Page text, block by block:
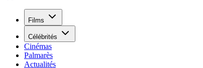
Films
Célébrités
Cinémas
Palmarès
Actualités